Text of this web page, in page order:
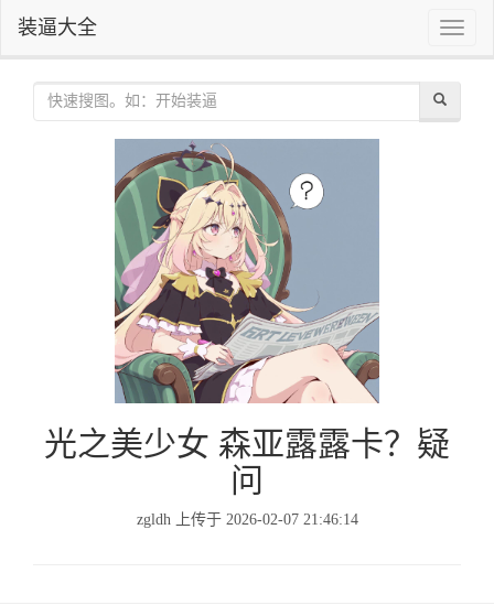
Toggle
装逼大全
光之美少女 森亚露露卡？疑
问
zgldh 上传于 2026-02-07 21:46:14